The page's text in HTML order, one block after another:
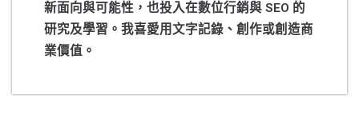
新面向與可能性，也投入在數位行銷與 SEO 的
研究及學習。我喜愛用文字記錄、創作或創造商
業價值。